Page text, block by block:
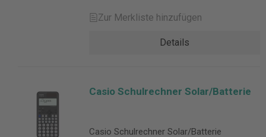
Zur Merkliste hinzufügen
Details
Casio Schulrechner Solar/Batterie
Casio Schulrechner Solar/Batterie